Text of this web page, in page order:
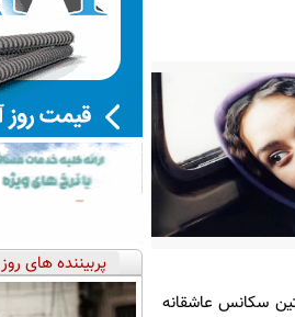
سکانس عاشقانه
پربیننده های روز